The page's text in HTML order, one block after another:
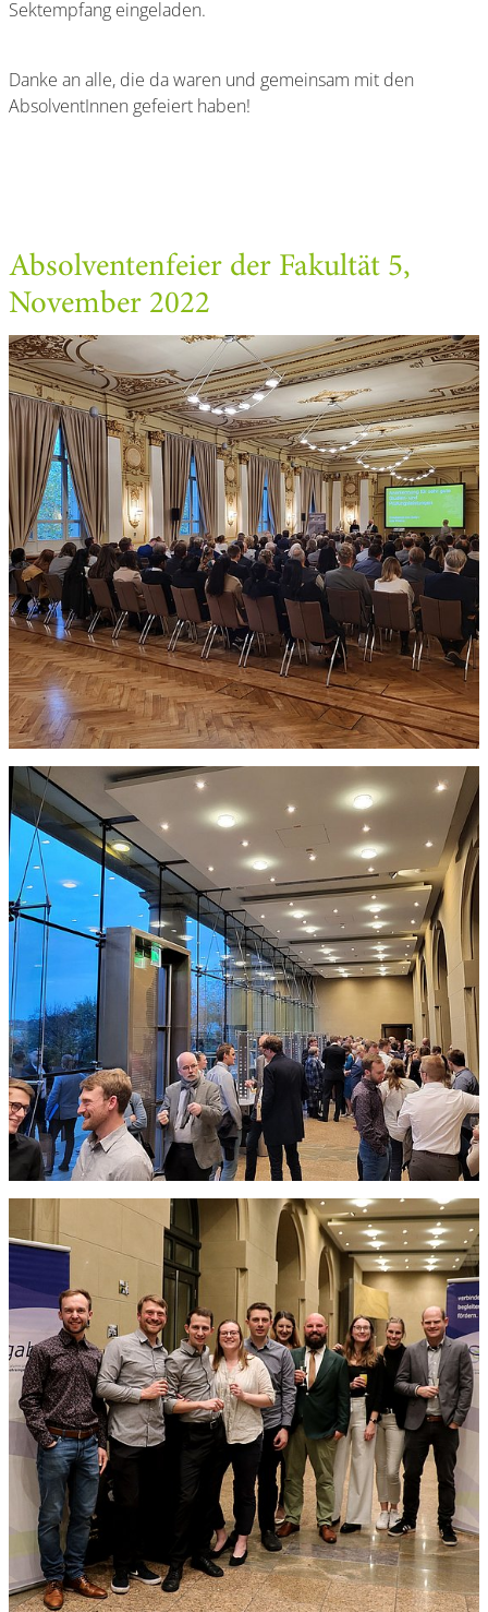
Sektempfang eingeladen.
Danke an alle, die da waren und gemeinsam mit den
AbsolventInnen gefeiert haben!
Absolventenfeier der Fakultät 5,
November 2022